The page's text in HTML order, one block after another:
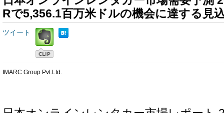
Rで5,356.1百万米ドルの機会に達する見
ツイート
IMARC Group Pvt.Ltd.